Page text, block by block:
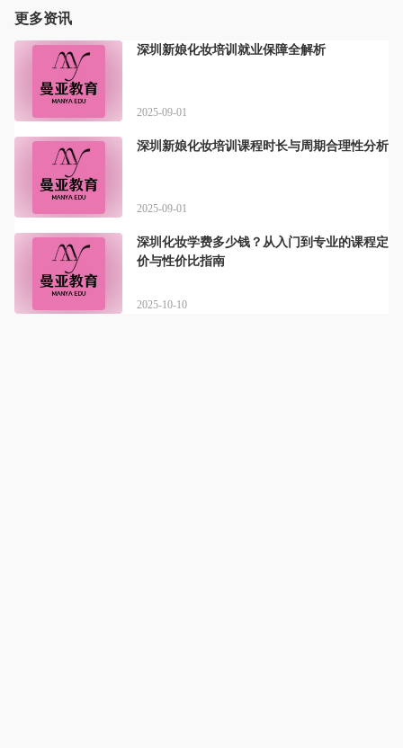
更多资讯
深圳新娘化妆培训就业保障全解析
2025-09-01
深圳新娘化妆培训课程时长与周期合理性分析
2025-09-01
深圳化妆学费多少钱？从入门到专业的课程定
价与性价比指南
2025-10-10